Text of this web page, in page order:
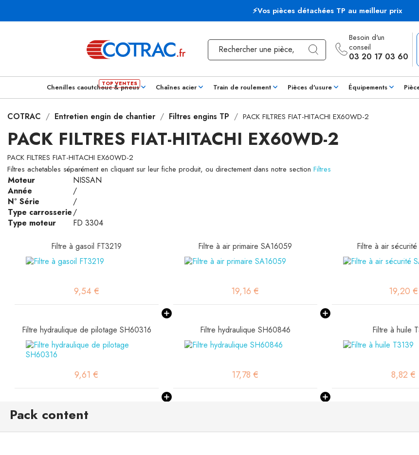
⚡Vos pièces détachées TP au meilleur prix
Besoin d'un
conseil
03 20 17 03 60
Chenilles caoutchouc & pneus Chaînes acier Train de roulement Pièces d'usure Équipements
COTRAC Entretien engin de chantier Filtres engins TP PACK FILTRES FIAT-HITACHI EX60WD-2
PACK FILTRES FIAT-HITACHI EX60WD-2
PACK FILTRES FIAT-HITACHI EX60WD-2
Filtres achetables séparément en cliquant sur leur fiche produit, ou directement dans notre section Filtres
Moteur
NISSAN
Année
/
N° Série
/
Type carrosserie/
Type moteur
FD 3304
Filtre à gasoil FT3219
9,54 €
Filtre à air primaire SA16059
19,16 €
Filtre à air
19,20 €
Filtre hydraulique de pilotage SH60316
9,61 €
Filtre hydraulique SH60846
17,78 €
Filtre à huile
8,82 €
Pack content